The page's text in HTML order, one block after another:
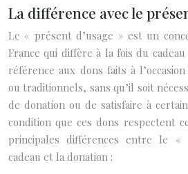
La différence avec le
Le « présent d’usage » est un
France qui diffère à la fois du
référence aux dons faits à
ou traditionnels, sans qu’il soit
de donation ou de satisfaire à
condition que ces dons respectent
principales différences entre le «
cadeau et la donation :